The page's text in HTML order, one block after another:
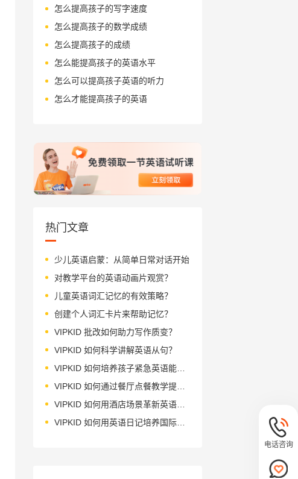
怎么提高孩子的写字速度
怎么提高孩子的数学成绩
怎么提高孩子的成绩
怎么能提高孩子的英语水平
怎么可以提高孩子英语的听力
怎么才能提高孩子的英语
热门文章
少儿英语启蒙：从简单日常对话开始
对教学平台的英语动画片观赏？
儿童英语词汇记忆的有效策略？
创建个人词汇卡片来帮助记忆？
VIPKID 批改如何助力写作质变？
VIPKID 如何科学讲解英语从句？
VIPKID 如何培养孩子紧急英语能力？
VIPKID 如何通过餐厅点餐教学提升少儿英语应用能力？
VIPKID 如何用酒店场景革新英语教学？
VIPKID 如何用英语日记培养国际化人才？
电话咨询